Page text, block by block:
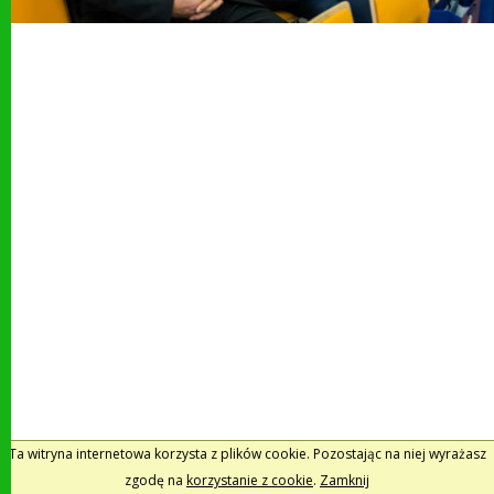
Ta witryna internetowa korzysta z plików cookie. Pozostając na niej wyrażasz
zgodę na korzystanie z cookie. Zamknij